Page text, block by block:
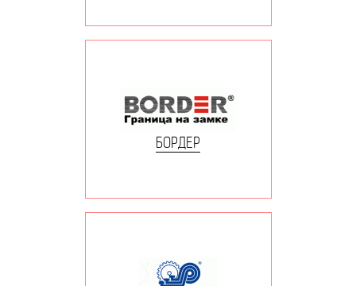
БОРДЕР